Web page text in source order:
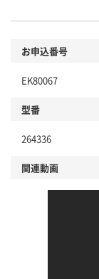
お申込番号
EK80067
型番
264336
関連動画